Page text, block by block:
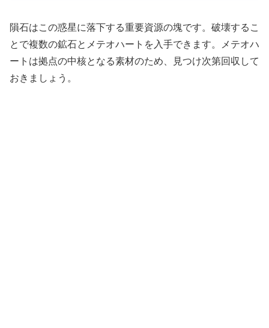
隕石はこの惑星に落下する重要資源の塊です。破壊するこ
とで複数の鉱石とメテオハートを入手できます。メテオハ
ートは拠点の中核となる素材のため、見つけ次第回収して
おきましょう。